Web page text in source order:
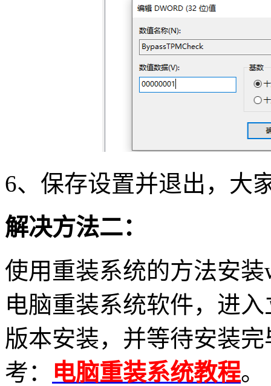
6、保存设置并退出，大
解决方法二：
使用重装系统的方法安装
电脑重装系统软件，进
版本安装，并等待安装
考：
电脑重装系统教程。